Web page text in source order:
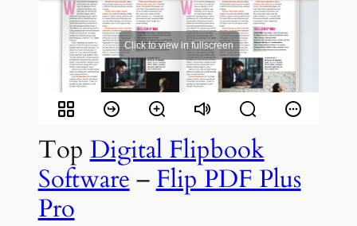
Top Digital Flipbook
Software – Flip PDF Plus
Pro